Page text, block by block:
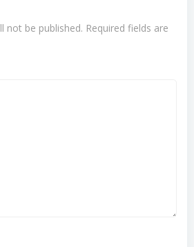
not be published. Required fields are